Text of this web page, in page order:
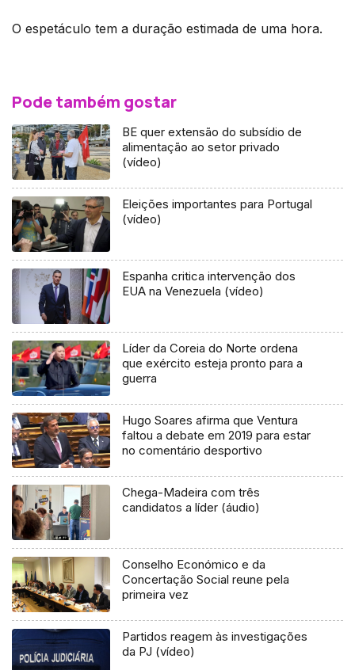
O espetáculo tem a duração estimada de uma hora.
Pode também gostar
BE quer extensão do subsídio de
alimentação ao setor privado
(vídeo)
Eleições importantes para Portugal
(vídeo)
Espanha critica intervenção dos
EUA na Venezuela (vídeo)
Líder da Coreia do Norte ordena
que exército esteja pronto para a
guerra
Hugo Soares afirma que Ventura
faltou a debate em 2019 para estar
no comentário desportivo
Chega-Madeira com três
candidatos a líder (áudio)
Conselho Económico e da
Concertação Social reune pela
primeira vez
Partidos reagem às investigações
da PJ (vídeo)